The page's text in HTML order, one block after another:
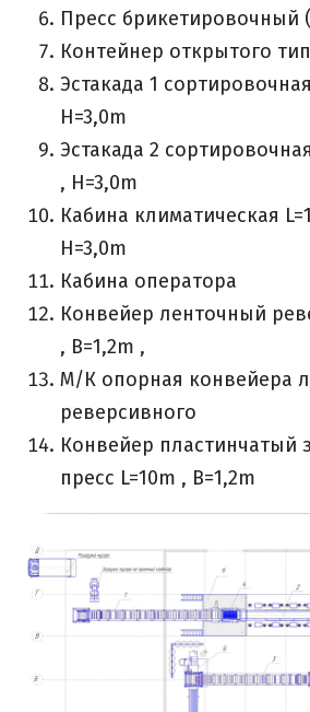
Пресс брикетировочный
Контейнер открытого
Эстакада 1
H=3,0m
Эстакада 2
, H=3,0m
Кабина климатическая
Кабина оператора
Конвейер ленточный
, B=1,2m ,
М/К опорная конвейера
реверсивного
Конвейер пластинчатый
пресс L=10m , B=1,2m